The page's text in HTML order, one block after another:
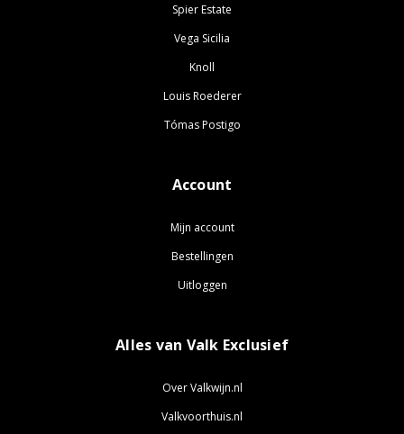
Spier Estate
Vega Sicilia
Knoll
Louis Roederer
Tómas Postigo
Account
Mijn account
Bestellingen
Uitloggen
Alles van Valk Exclusief
Over Valkwijn.nl
Valkvoorthuis.nl